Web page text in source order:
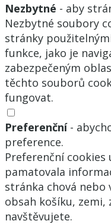
Nezbytné - aby
Nezbytné soubory
stránky
funkce, jako je
zabezpečeným
těchto souborů
fungovat.
Preferenční-
preference.
Preferenční
pamatovala
stránka chová nebo
obsah košíku, zemi,
navštěvujete.